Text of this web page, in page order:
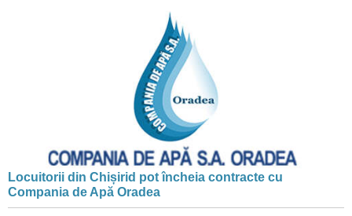
Locuitorii din Chișirid pot încheia contracte cu
Compania de Apă Oradea